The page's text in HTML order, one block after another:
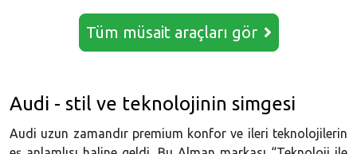
Tüm müsait araçları gör
Audi - stil ve teknolojinin simgesi
Audi uzun zamandır premium konfor ve ileri teknolojilerin